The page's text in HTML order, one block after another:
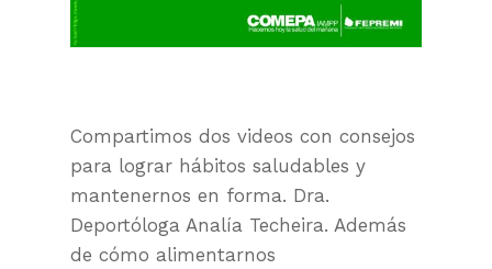
Compartimos dos videos con consejos
para lograr hábitos saludables y
mantenernos en forma. Dra.
Deportóloga Analía Techeira. Además
de cómo alimentarnos